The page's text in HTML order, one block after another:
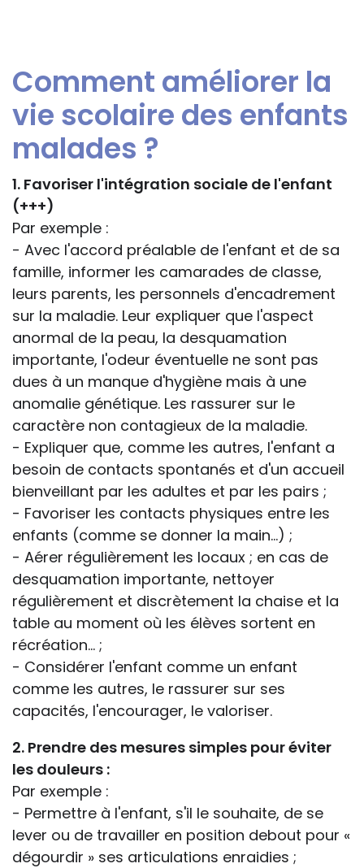
Comment améliorer la
vie scolaire des enfants
malades ?
1. Favoriser l'intégration sociale de l'enfant
(+++)
Par exemple :
- Avec l'accord préalable de l'enfant et de sa
famille, informer les camarades de classe,
leurs parents, les personnels d'encadrement
sur la maladie. Leur expliquer que l'aspect
anormal de la peau, la desquamation
importante, l'odeur éventuelle ne sont pas
dues à un manque d'hygiène mais à une
anomalie génétique. Les rassurer sur le
caractère non contagieux de la maladie.
- Expliquer que, comme les autres, l'enfant a
besoin de contacts spontanés et d'un accueil
bienveillant par les adultes et par les pairs ;
- Favoriser les contacts physiques entre les
enfants (comme se donner la main...) ;
- Aérer régulièrement les locaux ; en cas de
desquamation importante, nettoyer
régulièrement et discrètement la chaise et la
table au moment où les élèves sortent en
récréation... ;
- Considérer l'enfant comme un enfant
comme les autres, le rassurer sur ses
capacités, l'encourager, le valoriser.
2. Prendre des mesures simples pour éviter
les douleurs :
Par exemple :
- Permettre à l'enfant, s'il le souhaite, de se
lever ou de travailler en position debout pour «
dégourdir » ses articulations enraidies ;